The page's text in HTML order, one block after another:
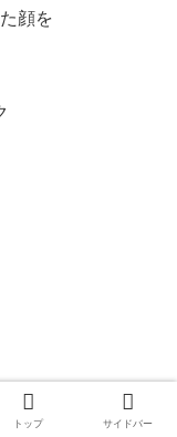
顔を
トップ サイドバー